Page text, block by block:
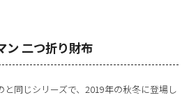
ン 二つ折り財布
同じシリーズで、2019年の秋冬に登場し